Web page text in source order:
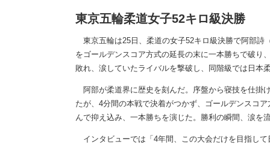
東京五輪柔道女子52キロ級決勝
東京五輪は25日、柔道の女子52キロ級決勝で阿部詩
をゴールデンスコア方式の延長の末に一本勝ちで破り
敗れ、涙していたライバルを撃破し、同階級では日本
阿部が柔道界に歴史を刻んだ。序盤から寝技を仕掛
たが、4分間の本戦で決着がつかず、ゴールデンスコ
んで抑え込み、一本勝ちを演じた。勝利の瞬間、涙を
インタビューでは「4年間、この大会だけを目指し